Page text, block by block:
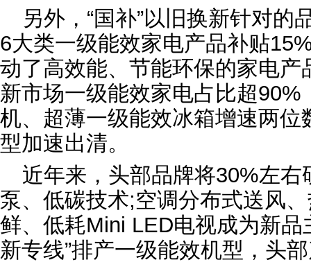
另外，“国补”以旧换新针对的
6大类一级能效家电产品补贴
动了高效能、节能环保的家电产
新市场一级能效家电占比超
机、超薄一级能效冰箱增速两
型加速出清。
近年来，头部品牌将30%左
泵、低碳技术;空调分布式送风
鲜、低耗Mini LED电视成为新品
新专线”排产一级能效机型，头